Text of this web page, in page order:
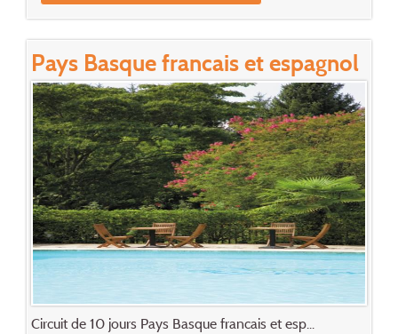
Pays Basque francais et espagnol
Circuit de 10 jours Pays Basque francais et esp...